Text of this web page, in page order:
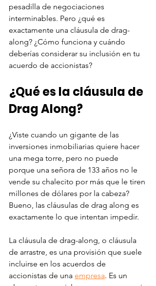
pesadilla de negociaciones
interminables. Pero ¿qué es
exactamente una cláusula de drag-
along? ¿Cómo funciona y cuándo
deberías considerar su inclusión en tu
acuerdo de accionistas?
¿Qué es la cláusula de
Drag Along?
¿Viste cuando un gigante de las
inversiones inmobiliarias quiere hacer
una mega torre, pero no puede
porque una señora de 133 años no le
vende su chalecito por más que le tiren
millones de dólares por la cabeza?
Bueno, las cláusulas de drag along es
exactamente lo que intentan impedir.
La cláusula de drag-along, o cláusula
de arrastre, es una provisión que suele
incluirse en los acuerdos de
accionistas de una empresa. Es un